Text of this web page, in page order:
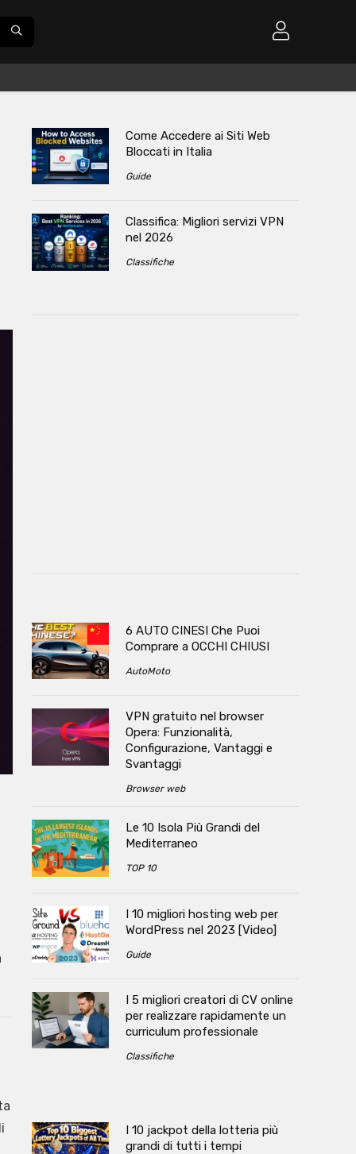
Come Accedere ai Siti Web
Bloccati in Italia
Guide
Classifica: Migliori servizi VPN
nel 2026
Classifiche
6 AUTO CINESI Che Puoi
Comprare a OCCHI CHIUSI
AutoMoto
VPN gratuito nel browser
Opera: Funzionalità,
Configurazione, Vantaggi e
Svantaggi
Browser web
Le 10 Isola Più Grandi del
Mediterraneo
TOP 10
I 10 migliori hosting web per
WordPress nel 2023 [Video]
Guide
I 5 migliori creatori di CV online
per realizzare rapidamente un
curriculum professionale
Classifiche
I 10 jackpot della lotteria più
grandi di tutti i tempi